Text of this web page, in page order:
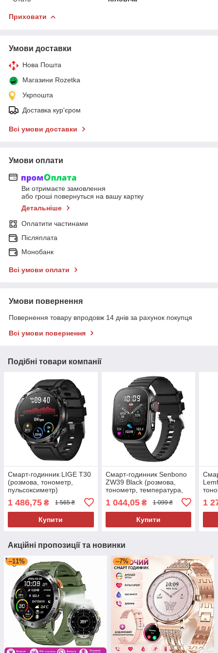
Приховати
Умови доставки
Нова Пошта
Магазини Rozetka
Укрпошта
Доставка кур'єром
Всі умови доставки
Умови оплати
Ви отримаєте замовлення
або гроші повернуться на вашу картку
Детальніше
Оплатити частинами
Післяплата
Монобанк
Всі умови оплати
Умови повернення
Повернення товару впродовж 14 днів за рахунок покупця
Всі умови повернення
Подібні товари компанії
Смарт-годинник LIGE T30
(розмова, тонометр,
пульсоксиметр)
1 486,75 ₴ 1 565 ₴
Купити
Смарт-годинник Senbono
ZW39 Black (розмова,
тонометр, температура,
1 044,05₴ 1 099 ₴
Купити
1
Акційні пропозиції та новинки
–11% –7%